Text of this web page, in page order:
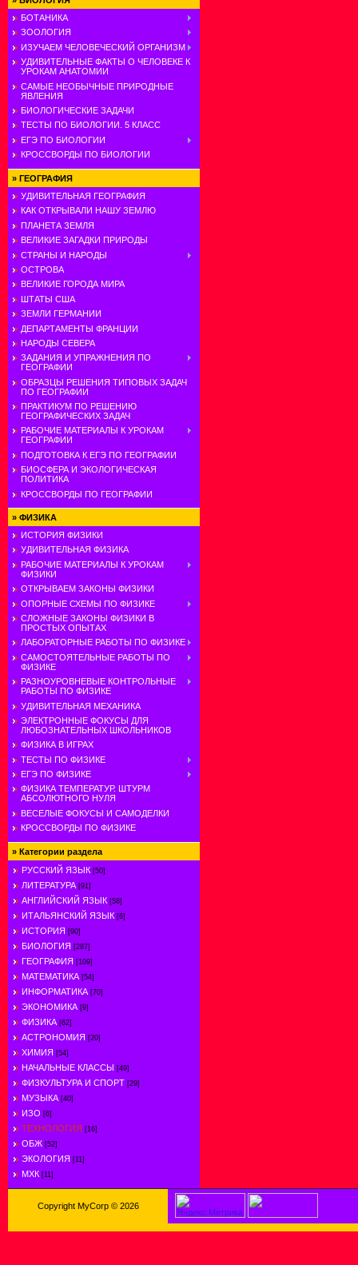
БОТАНИКА
ЗООЛОГИЯ
ИЗУЧАЕМ ЧЕЛОВЕЧЕСКИЙ ОРГАНИЗМ
УДИВИТЕЛЬНЫЕ ФАКТЫ О ЧЕЛОВЕКЕ К
УРОКАМ АНАТОМИИ
САМЫЕ НЕОБЫЧНЫЕ ПРИРОДНЫЕ
ЯВЛЕНИЯ
БИОЛОГИЧЕСКИЕ ЗАДАЧИ
ТЕСТЫ ПО БИОЛОГИИ. 5 КЛАСС
ЕГЭ ПО БИОЛОГИИ
КРОССВОРДЫ ПО БИОЛОГИИ
» ГЕОГРАФИЯ
УДИВИТЕЛЬНАЯ ГЕОГРАФИЯ
КАК ОТКРЫВАЛИ НАШУ ЗЕМЛЮ
ПЛАНЕТА ЗЕМЛЯ
ВЕЛИКИЕ ЗАГАДКИ ПРИРОДЫ
СТРАНЫ И НАРОДЫ
ОСТРОВА
ВЕЛИКИЕ ГОРОДА МИРА
ШТАТЫ США
ЗЕМЛИ ГЕРМАНИИ
ДЕПАРТАМЕНТЫ ФРАНЦИИ
НАРОДЫ СЕВЕРА
ЗАДАНИЯ И УПРАЖНЕНИЯ ПО
ГЕОГРАФИИ
ОБРАЗЦЫ РЕШЕНИЯ ТИПОВЫХ ЗАДАЧ
ПО ГЕОГРАФИИ
ПРАКТИКУМ ПО РЕШЕНИЮ
ГЕОГРАФИЧЕСКИХ ЗАДАЧ
РАБОЧИЕ МАТЕРИАЛЫ К УРОКАМ
ГЕОГРАФИИ
ПОДГОТОВКА К ЕГЭ ПО ГЕОГРАФИИ
БИОСФЕРА И ЭКОЛОГИЧЕСКАЯ
ПОЛИТИКА
КРОССВОРДЫ ПО ГЕОГРАФИИ
» ФИЗИКА
ИСТОРИЯ ФИЗИКИ
УДИВИТЕЛЬНАЯ ФИЗИКА
РАБОЧИЕ МАТЕРИАЛЫ К УРОКАМ
ФИЗИКИ
ОТКРЫВАЕМ ЗАКОНЫ ФИЗИКИ
ОПОРНЫЕ СХЕМЫ ПО ФИЗИКЕ
СЛОЖНЫЕ ЗАКОНЫ ФИЗИКИ В
ПРОСТЫХ ОПЫТАХ
ЛАБОРАТОРНЫЕ РАБОТЫ ПО ФИЗИКЕ
САМОСТОЯТЕЛЬНЫЕ РАБОТЫ ПО
ФИЗИКЕ
РАЗНОУРОВНЕВЫЕ КОНТРОЛЬНЫЕ
РАБОТЫ ПО ФИЗИКЕ
УДИВИТЕЛЬНАЯ МЕХАНИКА
ЭЛЕКТРОННЫЕ ФОКУСЫ ДЛЯ
ЛЮБОЗНАТЕЛЬНЫХ ШКОЛЬНИКОВ
ФИЗИКА В ИГРАХ
ТЕСТЫ ПО ФИЗИКЕ
ЕГЭ ПО ФИЗИКЕ
ФИЗИКА ТЕМПЕРАТУР. ШТУРМ
АБСОЛЮТНОГО НУЛЯ
ВЕСЕЛЫЕ ФОКУСЫ И САМОДЕЛКИ
КРОССВОРДЫ ПО ФИЗИКЕ
» Категории раздела
РУССКИЙ ЯЗЫК [50]
ЛИТЕРАТУРА [91]
АНГЛИЙСКИЙ ЯЗЫК [58]
ИТАЛЬЯНСКИЙ ЯЗЫК [6]
ИСТОРИЯ [90]
БИОЛОГИЯ [287]
ГЕОГРАФИЯ [109]
МАТЕМАТИКА [54]
ИНФОРМАТИКА [70]
ЭКОНОМИКА [9]
ФИЗИКА [62]
АСТРОНОМИЯ [20]
ХИМИЯ [54]
НАЧАЛЬНЫЕ КЛАССЫ [49]
ФИЗКУЛЬТУРА И СПОРТ [29]
МУЗЫКА [40]
ИЗО [6]
ТЕХНОЛОГИЯ [16]
ОБЖ [52]
ЭКОЛОГИЯ [11]
МХК [11]
Copyright MyCorp © 2026